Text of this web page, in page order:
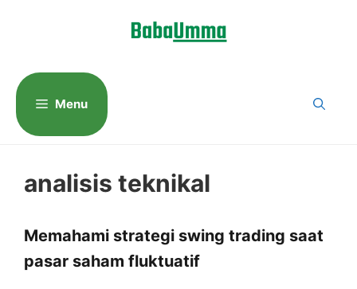
Menu
analisis teknikal
Memahami strategi swing trading saat
pasar saham fluktuatif